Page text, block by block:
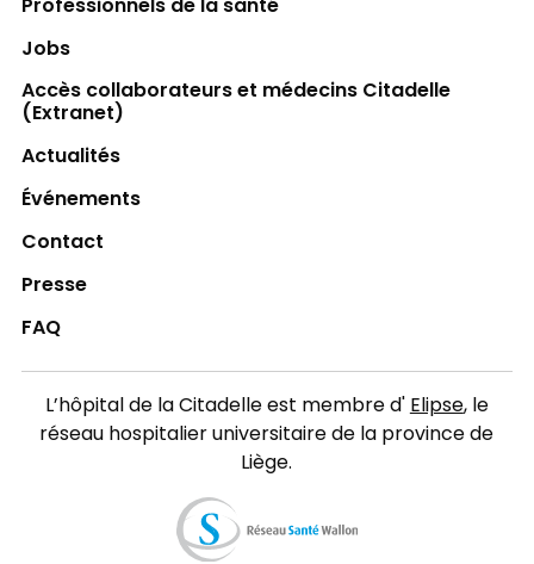
Professionnels de la santé
Jobs
Accès collaborateurs et médecins Citadelle
(Extranet)
Actualités
Événements
Contact
Presse
FAQ
L’hôpital de la Citadelle est membre d'Elipse, le
réseau hospitalier universitaire de la province de
Liège.